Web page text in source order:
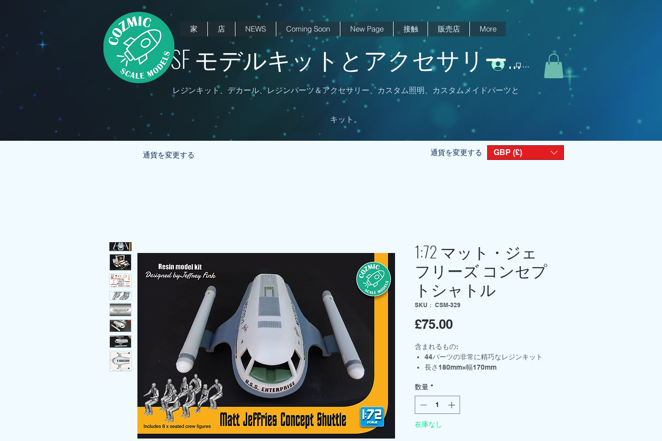
家 店 NEWS Coming Soon New Page 接触 販売店 More
ログイン
SF モデルキットとアクセサリー...
レジンキット、デカール、レジンパーツ＆アクセサリー、カスタム照明、カスタムメイドパーツと
キット。
通貨を変更する 通貨を変更する GBP (£)
1:72 マット・ジェ
フリーズ コンセプ
トシャトル
SKU： CSM-329
£75.00価
格
含まれるもの:
44パーツの非常に精巧なレジンキット
長さ180mm×幅170mm
クリアパーツ
デカールシート
説明書
数量 *
在庫なし